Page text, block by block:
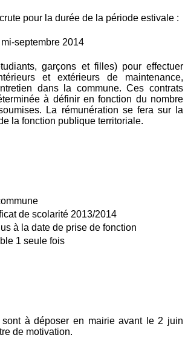
pour la durée de la période estivale :
septembre 2014
garçons et filles) pour effectuer
et extérieurs de maintenance,
dans la commune. Ces contrats
à définir en fonction du nombre
La rémunération se fera sur la
la fonction publique territoriale.
de scolarité 2013/2014
à la date de prise de fonction
1 seule fois
sont à déposer en mairie avant le 2 juin
de motivation.